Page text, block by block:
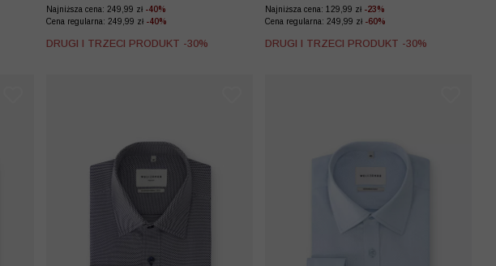
Najniższa cena: 249,99 zł -40%
Cena regularna: 249,99 zł -40%
DRUGI I TRZECI PRODUKT -30%
Najniższa cena: 129,99 zł -23%
Cena regularna: 249,99 zł -60%
DRUGI I TRZECI PRODUKT -30%